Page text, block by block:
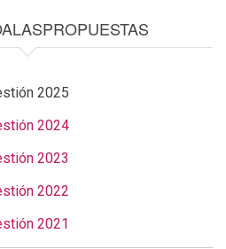
2025
2024
2023
2022
2021